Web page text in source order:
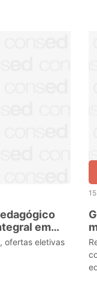
em
ofertas eletivas